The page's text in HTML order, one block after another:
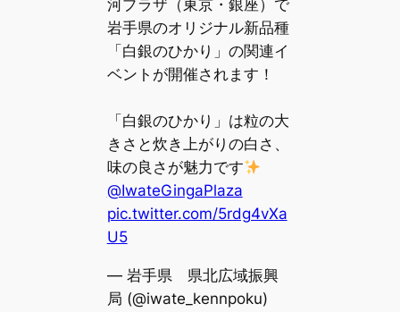
河プラザ（東京・銀座）で
岩手県のオリジナル新品種
「白銀のひかり」の関連イ
ベントが開催されます！
「白銀のひかり」は粒の大
きさと炊き上がりの白さ、
味の良さが魅力です
@IwateGingaPlaza
pic.twitter.com/5rdg4vXa
U5
— 岩手県 県北広域振興
局 (@iwate_kennpoku)